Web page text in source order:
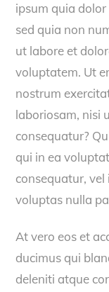
ipsum quia
sed quia non
ut labore et
voluptatem. Ut
nostrum
laboriosam, nisi
consequatur?
qui in ea
consequatur,
voluptas nulla
At vero eos et
ducimus qui
deleniti atque